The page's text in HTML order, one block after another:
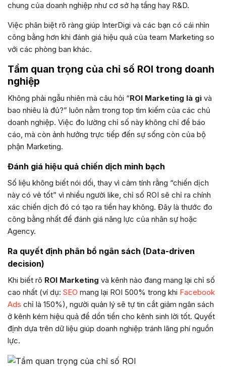
chung của doanh nghiệp như cơ sở hạ tầng hay R&D.
Việc phân biệt rõ ràng giúp InterDigi và các bạn có cái nhìn
công bằng hơn khi đánh giá hiệu quả của team Marketing so
với các phòng ban khác.
Tầm quan trọng của chỉ số ROI trong doanh
nghiệp
Không phải ngẫu nhiên mà câu hỏi “ROI Marketing là gì và
bao nhiêu là đủ?” luôn nằm trong top tìm kiếm của các chủ
doanh nghiệp. Việc đo lường chỉ số này không chỉ để báo
cáo, mà còn ảnh hưởng trực tiếp đến sự sống còn của bộ
phận Marketing.
Đánh giá hiệu quả chiến dịch minh bạch
Số liệu không biết nói dối, thay vì cảm tính rằng “chiến dịch
này có vẻ tốt” vì nhiều người like, chỉ số ROI sẽ chỉ ra chính
xác chiến dịch đó có tạo ra tiền hay không. Đây là thước đo
công bằng nhất để đánh giá năng lực của nhân sự hoặc
Agency.
Ra quyết định phân bổ ngân sách (Data-driven
decision)
Khi biết rõ ROI Marketing và kênh nào đang mang lại chỉ số
cao nhất (ví dụ: SEO mang lại ROI 500% trong khi Facebook
Ads chỉ là 150%), người quản lý sẽ tự tin cắt giảm ngân sách
ở kênh kém hiệu quả để dồn tiền cho kênh sinh lời tốt. Quyết
định dựa trên dữ liệu giúp doanh nghiệp tránh lãng phí nguồn
lực.